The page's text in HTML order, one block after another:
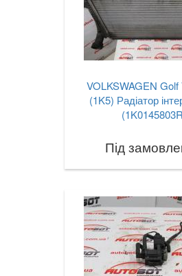
VOLKSWAGEN Golf
(1K5) Радіатор
Під